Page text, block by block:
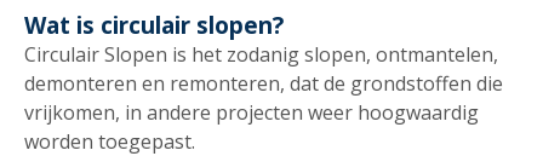
Wat is circulair slopen?
Circulair Slopen is het zodanig slopen, ontmantelen,
demonteren en remonteren, dat de grondstoffen die
vrijkomen, in andere projecten weer hoogwaardig
worden toegepast.